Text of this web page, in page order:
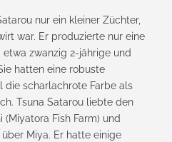
nur ein kleiner Züchter,
war. Er produzierte nur eine
etwa zwanzig 2-jährige und
hatten eine robuste
die scharlachrote Farbe als
Tsuna Satarou liebte den
Fish Farm) und
Miya. Er hatte einige